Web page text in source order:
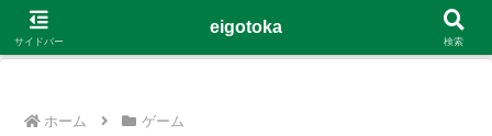
G-4Y8348WE8B
ホーム ゲーム
サイドバー
eigotoka
検索